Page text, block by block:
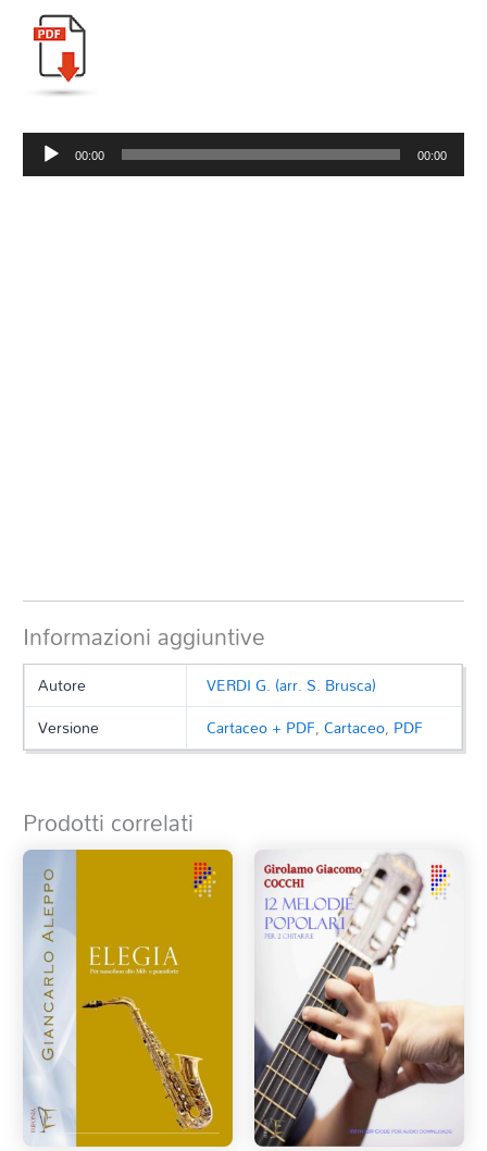
Audio
Player
00:00 00:00
Informazioni aggiuntive
Autore
VERDI G. (arr. S. Brusca)
Versione
Cartaceo + PDF,Cartaceo, PDF
Prodotti correlati